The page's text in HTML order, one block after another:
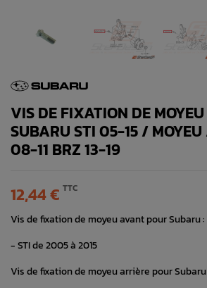
VIS DE FIXATION DE
SUBARU STI 05-15 / MOYEU
08-11 BRZ 13-19
12,44 € TTC
Vis de fixation de moyeu avant pour Subaru :
- STI de 2005 à 2015
Vis de fixation de moyeu arrière pour Subaru